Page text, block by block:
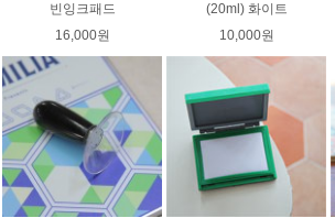
빈잉크패드
16,000원
(20ml) 화이트
10,000원